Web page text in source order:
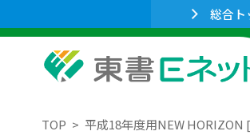
総合ト
TOP 平成18年度用NEW